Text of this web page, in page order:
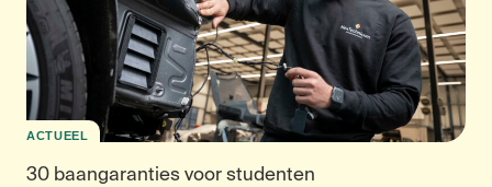
ACTUEEL
30 baangaranties voor studenten